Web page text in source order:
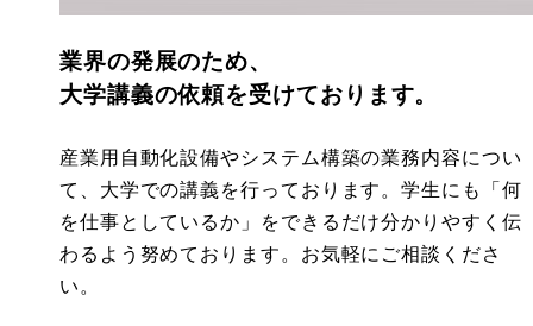
業界の発展のため、
大学講義の依頼を受けております。
産業用自動化設備やシステム構築の業務内容につい
て、大学での講義を行っております。学生にも「何
を仕事としているか」をできるだけ分かりやすく伝
わるよう努めております。お気軽にご相談くださ
い。